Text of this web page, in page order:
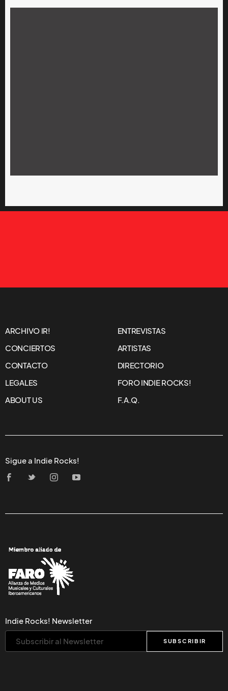
ARCHIVO IR!
ENTREVISTAS
CONCIERTOS
ARTISTAS
CONTACTO
DIRECTORIO
LEGALES
FORO INDIE ROCKS!
ABOUT US
F.A.Q.
Sigue a Indie Rocks!
Indie Rocks! Newsletter